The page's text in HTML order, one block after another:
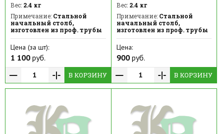
Вес: 2.4 кг
Примечание: Стальной
начальный столб,
изготовлен из проф. трубы
Цена (за шт):
1 100 руб.
В КОРЗИНУ
Вес:2.4 кг
Примечание:Стальной
начальный столб,
изготовлен из проф. трубы
Цена:
900руб.
В КОРЗИНУ